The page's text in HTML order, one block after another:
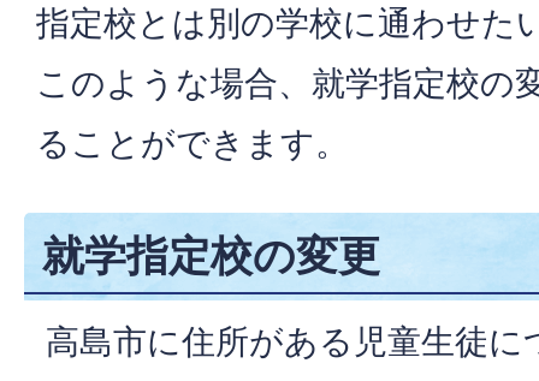
指定校とは別の学校に通わせた
このような場合、就学指定校の
ることができます。
就学指定校の変更
高島市に住所がある児童生徒